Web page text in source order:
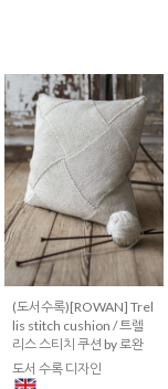
(도서수록)[ROWAN] Trel
lis stitch cushion / 트렐
리스 스티치 쿠션 by 로완
도서 수록 디자인